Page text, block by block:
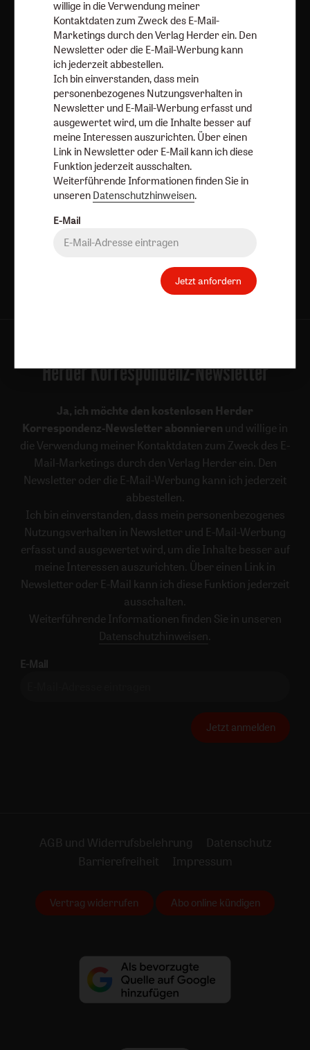
Angebote: Umfragen
Verlag:
Media Sales Herder Korrespondenz
Religion & Spiritualität
Theologie & Pastoral
CHRIST IN DER GEGENWART
Stimmen der Zeit
COMMUNIO
Gottesdienst
Ideenwerkstatt Gottesdienste
Pastoralblätter
Anzeiger für die Seelsorge
Forum Weltkirche
Gemeinsam Glauben
Lebensspuren
Bibel lesen
kunst und kirche
Biblische Notizen
Diakonia
Römische Quartalschrift
Kundenservice
kundenservice@herder.de
Abo online kündigen
Folgen Sie uns: Facebook
Herder Korrespondenz-Newsletter
Ja, ich möchte den kostenlosen Herder
Korrespondenz-Newsletter abonnieren und willige in
die Verwendung meiner Kontaktdaten zum Zweck des E-
Mail-Marketings durch den Verlag Herder ein. Den
Newsletter oder die E-Mail-Werbung kann ich jederzeit
abbestellen.
Ich bin einverstanden, dass mein personenbezogenes
Nutzungsverhalten in Newsletter und E-Mail-Werbung
erfasst und ausgewertet wird, um die Inhalte besser auf
meine Interessen auszurichten. Über einen Link in
Newsletter oder E-Mail kann ich diese Funktion jederzeit
ausschalten.
Weiterführende Informationen finden Sie in unseren
Datenschutzhinweisen .
E-Mail
Jetzt anmelden
AGB und Widerrufsbelehrung
Datenschutz
Barrierefreiheit
Impressum
Vertrag widerrufen Abo online kündigen
willige in die Verwendung meiner
Kontaktdaten zum Zweck des E-Mail-
Marketings durch den Verlag Herder ein. Den
Newsletter oder die E-Mail-Werbung kann
ich jederzeit abbestellen.
Ich bin einverstanden, dass mein
personenbezogenes Nutzungsverhalten in
Newsletter und E-Mail-Werbung erfasst und
ausgewertet wird, um die Inhalte besser auf
meine Interessen auszurichten. Über einen
Link in Newsletter oder E-Mail kann ich diese
Funktion jederzeit ausschalten.
Weiterführende Informationen finden Sie in
unseren Datenschutzhinweisen.
E-Mail
Jetzt anfordern